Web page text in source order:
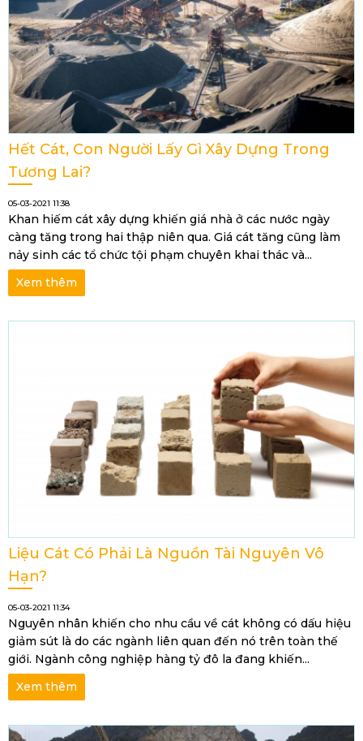
Hết Cát, Con Người Lấy Gì Xây Dựng Trong
Tương Lai?
05-03-2021 11:38
Khan hiếm cát xây dựng khiến giá nhà ở các nước ngày
càng tăng trong hai thập niên qua. Giá cát tăng cũng làm
nảy sinh các tổ chức tội phạm chuyên khai thác và...
Xem thêm
Liệu Cát Có Phải Là Nguồn Tài Nguyên Vô
Hạn?
05-03-2021 11:34
Nguyên nhân khiến cho nhu cầu về cát không có dấu hiệu
giảm sút là do các ngành liên quan đến nó trên toàn thế
giới. Ngành công nghiệp hàng tỷ đô la đang khiến...
Xem thêm